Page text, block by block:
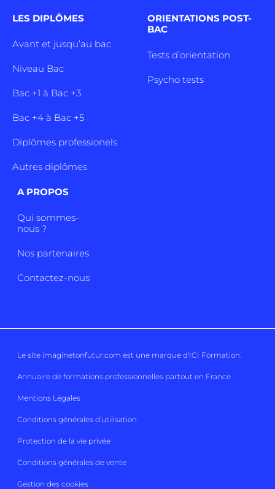
LES DIPLÔMES
Avant et jusqu’au bac
Niveau Bac
Bac +1 à Bac +3
Bac +4 à Bac +5
Diplômes professionels
Autres diplômes
ORIENTATIONS POST-
BAC
Tests d’orientation
Psycho tests
A PROPOS
Qui sommes-
nous ?
Nos partenaires
Contactez-nous
Le site imaginetonfutur.com est une marque d'ICI Formation.
Annuaire de formations professionnelles partout en France
Mentions Légales
Conditions générales d’utilisation
Protection de la vie privée
Conditions générales de vente
Gestion des cookies